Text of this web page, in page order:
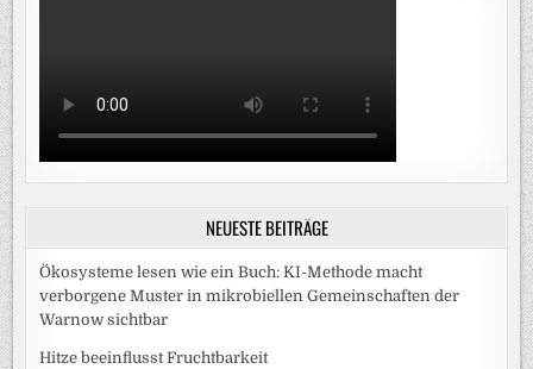
NEUESTE BEITRÄGE
Ökosysteme lesen wie ein Buch: KI-Methode macht
verborgene Muster in mikrobiellen Gemeinschaften der
Warnow sichtbar
Hitze beeinflusst Fruchtbarkeit